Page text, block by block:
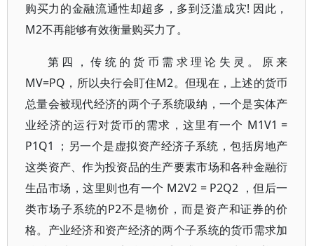
购买力的金融流通性却超多，多到泛滥成灾! 因此，
M2不再能够有效衡量购买力了。
第四，传统的货币需求理论失灵。原来
MV=PQ，所以央行会盯住M2。但现在，上述的货币
总量会被现代经济的两个子系统吸纳，一个是实体产
业经济的运行对货币的需求，这里有一个 M1V1 =
P1Q1 ；另一个是虚拟资产经济子系统，包括房地产
这类资产、作为投资品的生产要素市场和各种金融衍
生品市场，这里则也有一个 M2V2 = P2Q2 ，但后一
类市场子系统的P2不是物价，而是资产和证券的价
格。产业经济和资产经济的两个子系统的货币需求加